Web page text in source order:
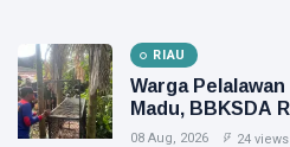
RIAU
Warga
Madu, BBKSDA
Jebak
08 Aug, 2026 24 views